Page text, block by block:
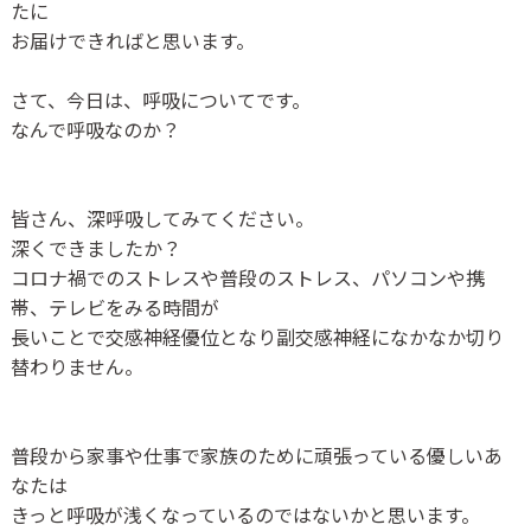
たに
お届けできればと思います。
さて、今日は、呼吸についてです。
なんで呼吸なのか？
皆さん、深呼吸してみてください。
深くできましたか？
コロナ禍でのストレスや普段のストレス、パソコンや携
帯、テレビをみる時間が
長いことで交感神経優位となり副交感神経になかなか切り
替わりません。
普段から家事や仕事で家族のために頑張っている優しいあ
なたは
きっと呼吸が浅くなっているのではないかと思います。